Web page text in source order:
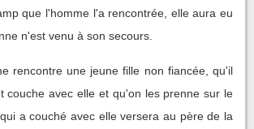
que l'homme l'a rencontrée, elle aura eu
n'est venu à son secours.
rencontre une jeune fille non fiancée, qu'il
couche avec elle et qu'on les prenne sur le
a couché avec elle versera au père de la